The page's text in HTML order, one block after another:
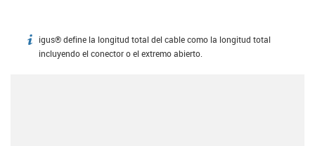
igus-icon-info
igus® define la longitud total del cable como la longitud total
incluyendo el conector o el extremo abierto.